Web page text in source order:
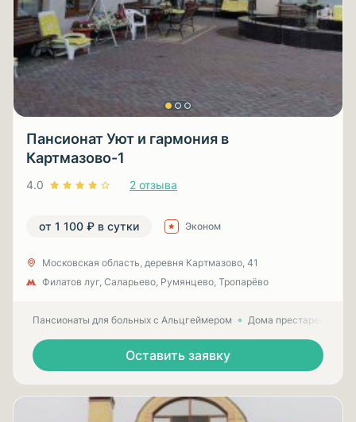
Пансионат Уют и гармония в
Картмазово-1
4.0 2 отзыва
от 1 100 ₽ в сутки Эконом
Московская область, деревня Картмазово, 41
Филатов луг, Саларьево, Румянцево, Тропарёво
Пансионаты для больных с Альцгеймером Дома престарелых
Оставить заявку